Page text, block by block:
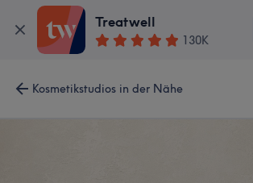
Treatwell
130K
Kosmetikstudios in der Nähe